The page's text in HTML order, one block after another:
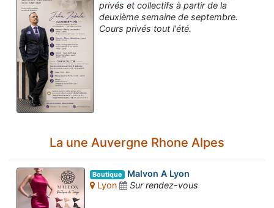
privés et collectifs à partir de la
deuxième semaine de septembre.
Cours privés tout l'été.
La une Auvergne Rhone Alpes
Boutique Malvon A Lyon
Lyon
Sur rendez-vous